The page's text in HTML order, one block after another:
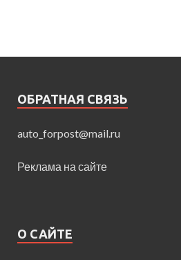
ОБРАТНАЯ СВЯЗЬ
auto_forpost@mail.ru
Реклама на сайте
О САЙТЕ